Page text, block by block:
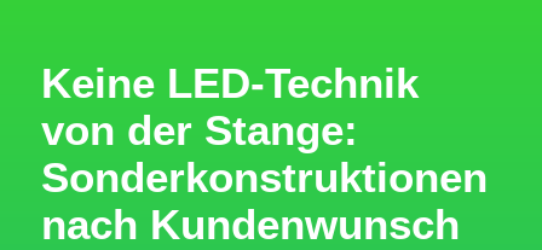
Keine LED-Technik
von der Stange:
Sonderkonstruktionen
nach Kundenwunsch